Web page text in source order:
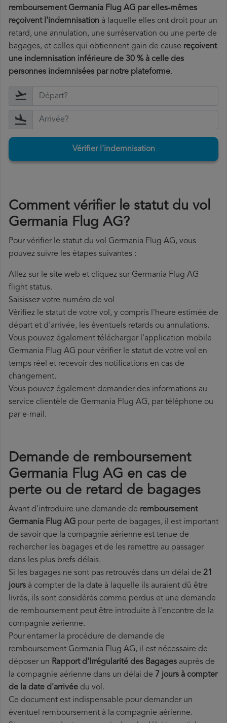
remboursement Germania Flug AG par elles-mêmes
reçoivent l'indemnisation à laquelle elles ont droit pour un
retard, une annulation, une surréservation ou une perte de
bagages, et celles qui obtiennent gain de cause reçoivent
une indemnisation inférieure de 30 % à celle des
personnes indemnisées par notre plateforme.
Vérifier l'indemnisation
Comment vérifier le statut du vol
Germania Flug AG?
Pour vérifier le statut du vol Germania Flug AG, vous
pouvez suivre les étapes suivantes :
Allez sur le site web et cliquez sur Germania Flug AG
flight status.
Saisissez votre numéro de vol
Vérifiez le statut de votre vol, y compris l'heure estimée de
départ et d'arrivée, les éventuels retards ou annulations.
Vous pouvez également télécharger l'application mobile
Germania Flug AG pour vérifier le statut de votre vol en
temps réel et recevoir des notifications en cas de
changement.
Vous pouvez également demander des informations au
service clientèle de Germania Flug AG, par téléphone ou
par e-mail.
Demande de remboursement
Germania Flug AG en cas de
perte ou de retard de bagages
Avant d'introduire une demande de remboursement
Germania Flug AG pour perte de bagages, il est important
de savoir que la compagnie aérienne est tenue de
rechercher les bagages et de les remettre au passager
dans les plus brefs délais.
Si les bagages ne sont pas retrouvés dans un délai de 21
jours à compter de la date à laquelle ils auraient dû être
livrés, ils sont considérés comme perdus et une demande
de remboursement peut être introduite à l'encontre de la
compagnie aérienne.
Pour entamer la procédure de demande de
remboursement Germania Flug AG, il est nécessaire de
déposer un Rapport d'Irrégularité des Bagages auprès de
la compagnie aérienne dans un délai de 7 jours à compter
de la date d'arrivée du vol.
Ce document est indispensable pour demander un
éventuel remboursement à la compagnie aérienne.